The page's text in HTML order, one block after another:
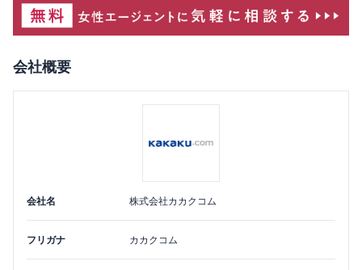
会社概要
会社名 株式会社カカクコム
フリガナ カカクコム